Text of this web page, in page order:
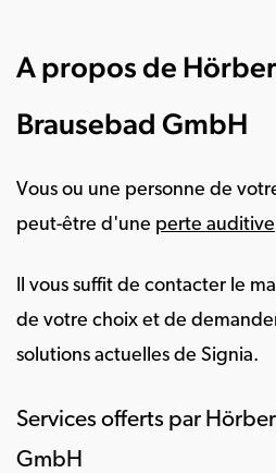
A propos de
Brausebad GmbH
Vous ou une personne de
peut-être d'une perte auditive
Il vous suffit de contacter le
de votre choix et de
solutions actuelles de Signia.
Services offerts par
GmbH